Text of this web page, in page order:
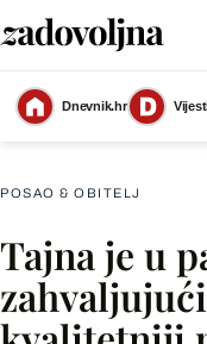
Dnevnik.hr
Ponekad samo želimo
POSAO & OBITELJ
Tajna je u
X